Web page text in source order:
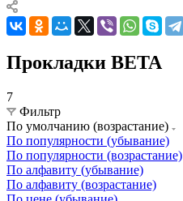
Прокладки BETA
7
Фильтр
По умолчанию (возрастание)
По популярности (убывание)
По популярности (возрастание)
По алфавиту (убывание)
По алфавиту (возрастание)